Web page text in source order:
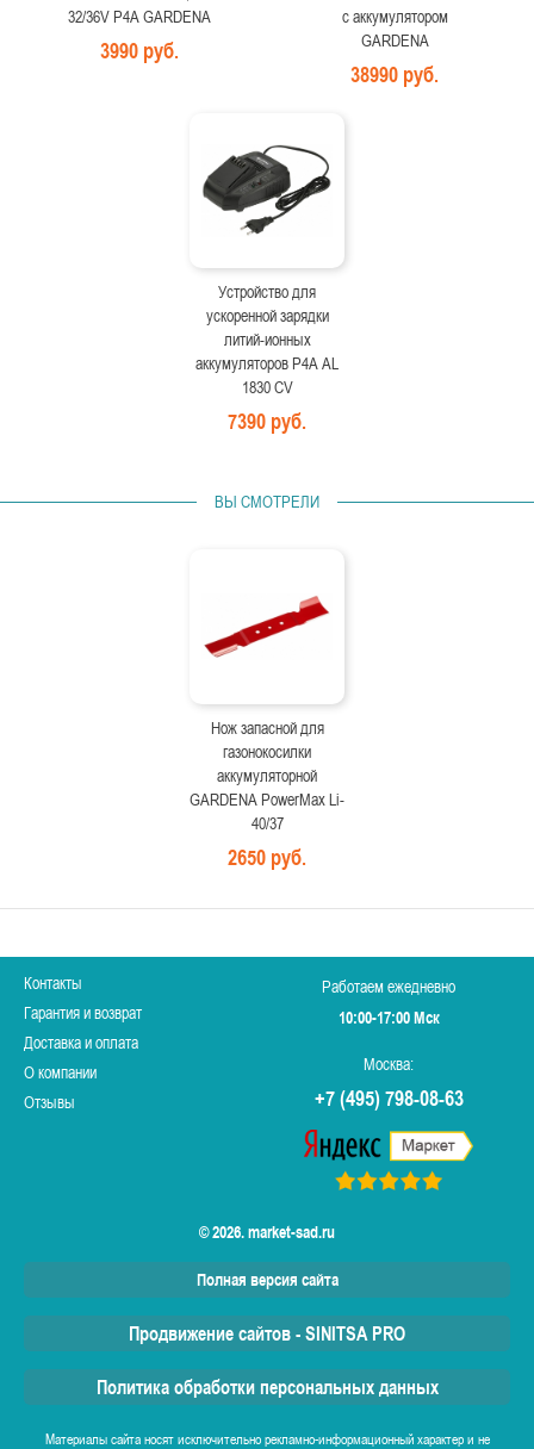
32/36V P4A GARDENA
3990 руб.
с аккумулятором
GARDENA
38990 руб.
Устройство для
ускоренной зарядки
литий-ионных
аккумуляторов P4A AL
1830 CV
7390 руб.
ВЫ СМОТРЕЛИ
Нож запасной для
газонокосилки
аккумуляторной
GARDENA PowerMax Li-
40/37
2650 руб.
Контакты
Гарантия и возврат
Доставка и оплата
О компании
Отзывы
Работаем ежедневно
10:00-17:00 Мск
Москва:
+7 (495) 798-08-63
© 2026. market-sad.ru
Полная версия сайта
Продвижение сайтов - SINITSA PRO
Политика обработки персональных данных
Материалы сайта носят исключительно рекламно-информационный характер и не